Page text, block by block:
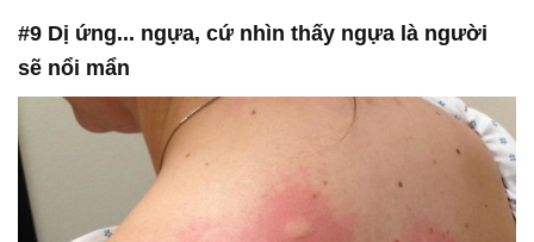
#9 Dị ứng... ngựa, cứ nhìn thấy ngựa là người
sẽ nổi mẩn